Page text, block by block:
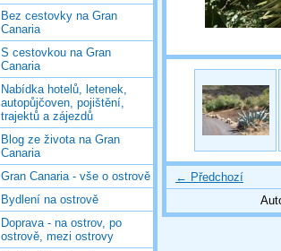
Bez cestovky na Gran
Canaria
S cestovkou na Gran
Canaria
Nabídka hotelů, letenek,
autopůjčoven, pojištění,
trajektů a zájezdů
Blog ze života na Gran
Canaria
Gran Canaria - vše o ostrově
Bydlení na ostrově
Doprava - na ostrov, po
ostrově, mezi ostrovy
← Předchozí